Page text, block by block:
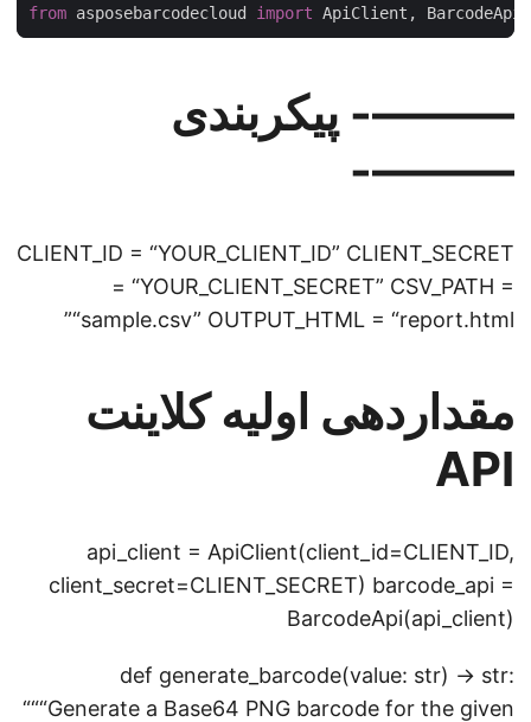
from asposebarcodecloud import
———- پیکربندی
———-
CLIENT_ID = “YOUR_CLIENT_ID” CLIENT_SECRET
= “YOUR_CLIENT_SECRET” CSV_PATH =
“sample.csv” OUTPUT_HTML = “report.html”
مقداردهی اولیه کلاینت
API
api_client = ApiClient(client_id=CLIENT_ID,
client_secret=CLIENT_SECRET) barcode_api =
BarcodeApi(api_client)
def generate_barcode(value: str) -> str:
“““Generate a Base64 PNG barcode for the given